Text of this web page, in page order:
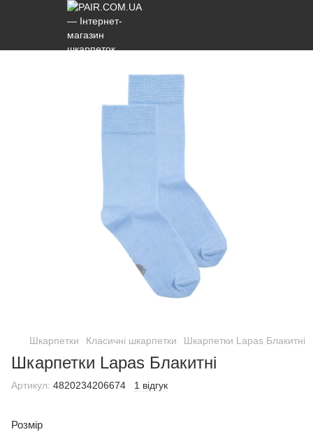
Шкарпетки Класичні шкарпетки Шкарпетки Lapas Блакитні
Шкарпетки Lapas Блакитні
Артикул: 4820234206674 1 відгук
Розмір